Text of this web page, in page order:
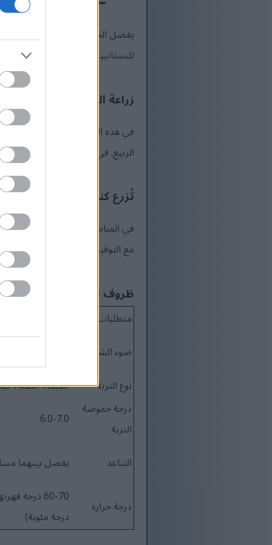
يفضل الخرشوف بطبيعته المناخ
للبستانيين في مختلف المناخات
زراعة النباتات المعمرة (المناطق
في هذه المناخات المعتدلة،
الربيع. في المناطق 8-9، قد تحتاج إلى حماية شتوية باستخدام النشارة خلال موجات الصقيع العرضية.
تُزرع كنباتات حولية (المناطق 3-6)
في المناطق الباردة، يمكن
مع التوقيت المناسب والعناية
ظروف النمو المثالية
متطلبات
ضوء الشمس
من الشمس
الجزئي
نوع التربة
خفيفة، خصبة،
درجة حموضة
التربة
6.0-7.0
التباعد يفصل بينهما مسافة 3-4
درجة حرارة
درجة مئوية)